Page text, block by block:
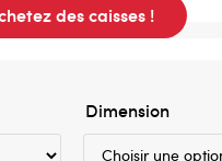
des caisses !
Dimension